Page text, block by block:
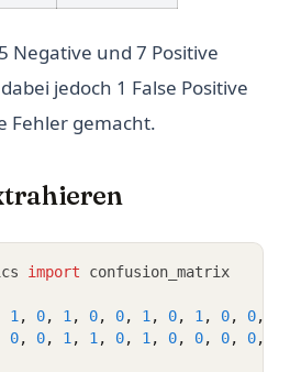
Negative und 7 Positive
jedoch 1 False Positive
Fehler gemacht.
import confusion_matrix
1 , 0, 1 , 0, 0, 1 , 0, 1 , 0, 0,
0, 0, 1 , 1 , 0, 1 , 0, 0, 0, 0,